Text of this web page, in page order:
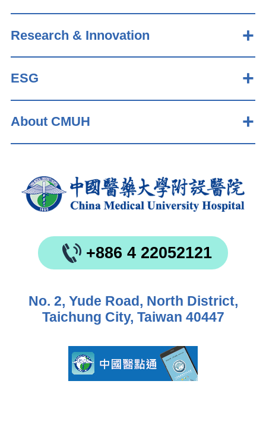
Research & Innovation
ESG
About CMUH
+886 4 22052121
No. 2, Yude Road, North District,
Taichung City, Taiwan 40447